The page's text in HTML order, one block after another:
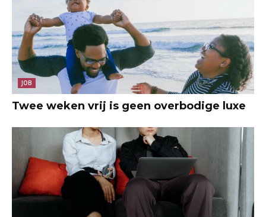
JOB
Twee weken vrij is geen overbodige luxe